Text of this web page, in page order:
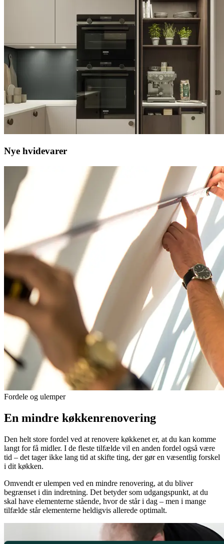
Nye hvidevarer
Fordele og ulemper
En mindre køkkenrenovering
Den helt store fordel ved at renovere køkkenet er, at du kan komme
langt for få midler. I de fleste tilfælde vil en anden fordel også være
tid – det tager ikke lang tid at skifte ting, der gør en væsentlig forskel
i dit køkken.
Omvendt er ulempen ved en mindre renovering, at du bliver
begrænset i din indretning. Det betyder som udgangspunkt, at du
skal have elementerne stående, hvor de står i dag – men i mange
tilfælde står elementerne heldigvis allerede optimalt.